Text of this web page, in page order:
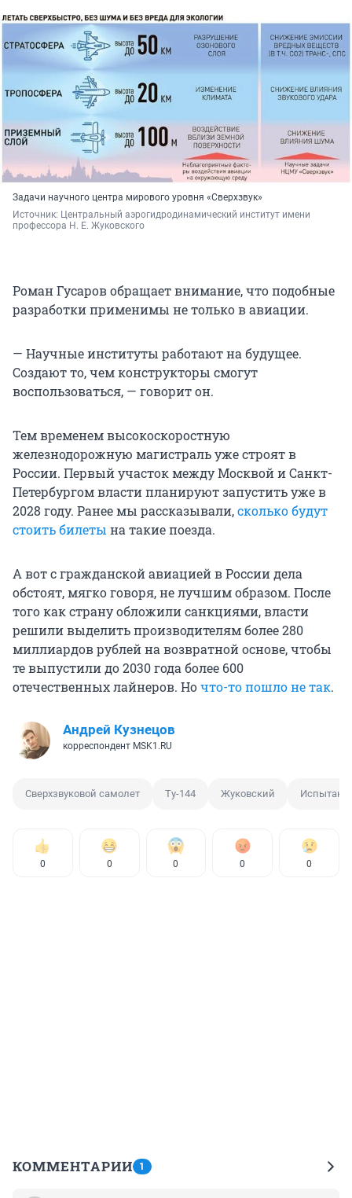
Задачи научного центра мирового уровня «Сверхзвук»
Источник: Центральный аэрогидродинамический институт имени
профессора Н. Е. Жуковского
Роман Гусаров обращает внимание, что подобные
разработки применимы не только в авиации.
— Научные институты работают на будущее.
Создают то, чем конструкторы смогут
воспользоваться, — говорит он.
Тем временем высокоскоростную
железнодорожную магистраль уже строят в
России. Первый участок между Москвой и Санкт-
Петербургом власти планируют запустить уже в
2028 году. Ранее мы рассказывали,сколько будут
стоить билеты на такие поезда.
А вот с гражданской авиацией в России дела
обстоят, мягко говоря, не лучшим образом. После
того как страну обложили санкциями, власти
решили выделить производителям более 280
миллиардов рублей на возвратной основе, чтобы
те выпустили до 2030 года более 600
отечественных лайнеров. Ночто-то пошло не так.
Андрей Кузнецов
корреспондент MSK1.RU
Сверхзвуковой самолет Ту-144 Жуковский
0 0 0 0 0
КОММЕНТАРИИ 1